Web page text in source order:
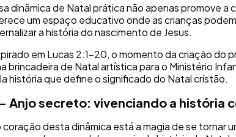
dinâmica de Natal prática não apenas promove a
um espaço educativo onde as crianças
a história do nascimento de Jesus.
em Lucas 2:1-20, o momento da criação do
brincadeira de Natal artística para o Ministério
história que define o significado do Natal cristão.
Anjo secreto: vivenciando a história
coração desta dinâmica está a magia de se tornar